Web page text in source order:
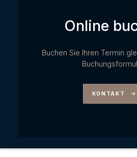
Online
Buchen Sie Ihren Termin
KONTAKT